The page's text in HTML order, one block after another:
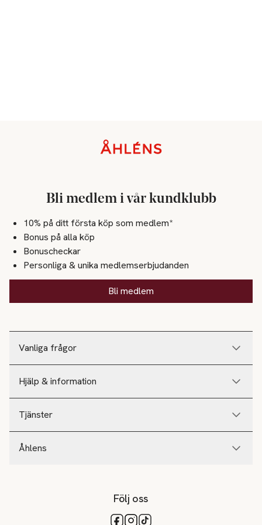
Vanliga frågor
Hjälp & information
Tjänster
Åhlens
Bli medlem i vår kundklubb
10% på ditt första köp som medlem*
Bonus på alla köp
Bonuscheckar
Personliga & unika medlemserbjudanden
Bli medlem
Följ oss